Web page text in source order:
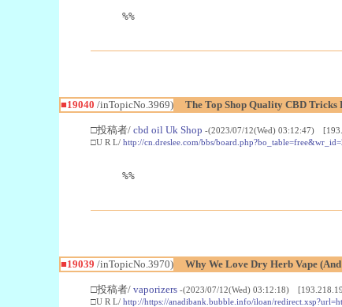
%%
■19040 /inTopicNo.3969) The Top Shop Quality CBD
□投稿者/ cbd oil Uk Shop -(2023/07/12(Wed) 03:12:47)
□U R L/ http://cn.dreslee.com/bbs/
%%
■19039 /inTopicNo.3970) Why We Love Dry Herb Vape
□投稿者/ vaporizers -(2023/07/12(Wed) 03:12:18)
□U R L/ http://https://anadibank.bubble.info/iloan/